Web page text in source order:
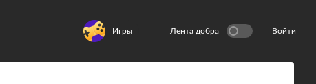
Игры Лента добра Войти